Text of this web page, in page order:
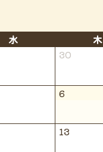
水 木
30
6
13